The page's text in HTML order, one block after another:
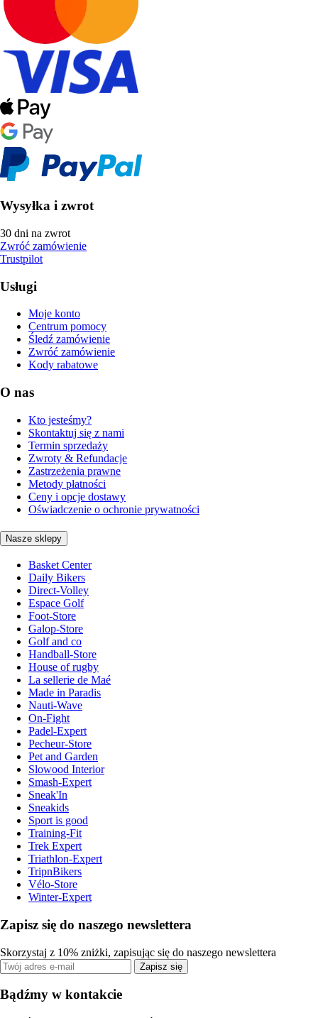
Wysyłka i zwrot
30 dni na zwrot
Zwróć zamówienie
Trustpilot
Usługi
Moje konto
Centrum pomocy
Śledź zamówienie
Zwróć zamówienie
Kody rabatowe
O nas
Kto jesteśmy?
Skontaktuj się z nami
Termin sprzedaży
Zwroty & Refundacje
Zastrzeżenia prawne
Metody płatności
Ceny i opcje dostawy
Oświadczenie o ochronie prywatności
Nasze sklepy
Basket Center
Daily Bikers
Direct-Volley
Espace Golf
Foot-Store
Galop-Store
Golf and co
Handball-Store
House of rugby
La sellerie de Maé
Made in Paradis
Nauti-Wave
On-Fight
Padel-Expert
Pecheur-Store
Pet and Garden
Slowood Interior
Smash-Expert
Sneak'In
Sneakids
Sport is good
Training-Fit
Trek Expert
Triathlon-Expert
TripnBikers
Vélo-Store
Winter-Expert
Zapisz się do naszego newslettera
Skorzystaj z 10% zniżki, zapisując się do naszego newslettera
Zapisz się
Bądźmy w kontakcie